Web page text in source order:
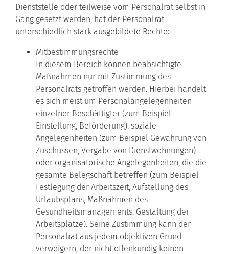
Dienststelle oder teilweise vom Personalrat selbst in
Gang gesetzt werden, hat der Personalrat
unterschiedlich stark ausgebildete Rechte:
Mitbestimmungsrechte
In diesem Bereich können beabsichtigte
Maßnahmen nur mit Zustimmung des
Personalrats getroffen werden. Hierbei handelt
es sich meist um Personalangelegenheiten
einzelner Beschäftigter (zum Beispiel
Einstellung, Beförderung), soziale
Angelegenheiten (zum Beispiel Gewährung von
Zuschüssen, Vergabe von Dienstwohnungen)
oder organisatorische Angelegenheiten, die die
gesamte Belegschaft betreffen (zum Beispiel
Festlegung der Arbeitszeit, Aufstellung des
Urlaubsplans, Maßnahmen des
Gesundheitsmanagements, Gestaltung der
Arbeitsplätze). Seine Zustimmung kann der
Personalrat aus jedem objektiven Grund
verweigern, der nicht offenkundig keinen